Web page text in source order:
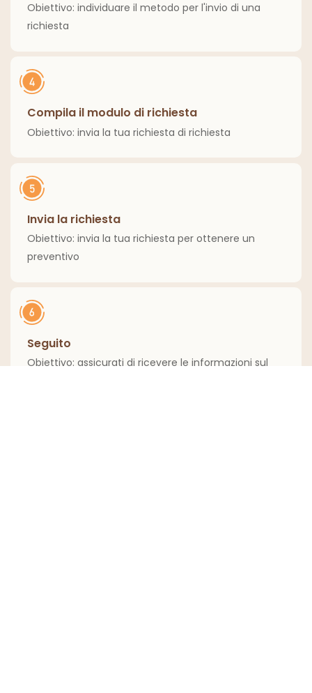
Obiettivo: individuare il metodo per l'invio di una
richiesta
Compila il modulo di richiesta
Obiettivo: invia la tua richiesta di richiesta
Invia la richiesta
Obiettivo: invia la tua richiesta per ottenere un
preventivo
Seguito
Obiettivo: assicurati di ricevere le informazioni sul